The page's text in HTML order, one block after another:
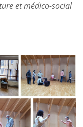
et médico-social